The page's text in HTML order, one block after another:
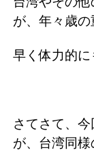
が、年々歳の
早く体力的に
さてさて、
が、台湾同様